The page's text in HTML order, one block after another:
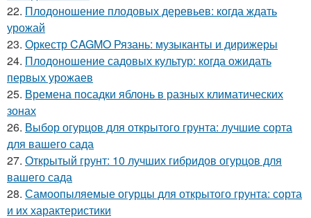
22. Плодоношение плодовых деревьев: когда ждать
урожай
23. Оркестр CAGMO Рязань: музыканты и дирижеры
24. Плодоношение садовых культур: когда ожидать
первых урожаев
25. Времена посадки яблонь в разных климатических
зонах
26. Выбор огурцов для открытого грунта: лучшие сорта
для вашего сада
27. Открытый грунт: 10 лучших гибридов огурцов для
вашего сада
28. Самоопыляемые огурцы для открытого грунта: сорта
и их характеристики